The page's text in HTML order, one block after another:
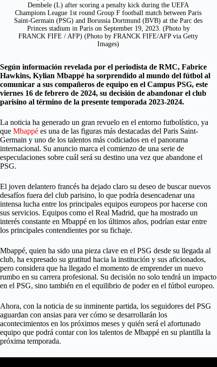
Dembele (L) after scoring a penalty kick during the UEFA
Champions League 1st round Group F football match between Paris
Saint-Germain (PSG) and Borussia Dortmund (BVB) at the Parc des
Princes stadium in Paris on September 19, 2023. (Photo by
FRANCK FIFE / AFP) (Photo by FRANCK FIFE/AFP via Getty
Images)
Según información revelada por el periodista de RMC, Fabrice
Hawkins, Kylian Mbappé ha sorprendido al mundo del fútbol al
comunicar a sus compañeros de equipo en el Campus PSG, este
viernes 16 de febrero de 2024, su decisión de abandonar el club
parisino al término de la presente temporada 2023-2024.
La noticia ha generado un gran revuelo en el entorno futbolístico, ya
que Mbappé es una de las figuras más destacadas del Paris Saint-
Germain y uno de los talentos más codiciados en el panorama
internacional. Su anuncio marca el comienzo de una serie de
especulaciones sobre cuál será su destino una vez que abandone el
PSG.
El joven delantero francés ha dejado claro su deseo de buscar nuevos
desafíos fuera del club parisino, lo que podría desencadenar una
intensa lucha entre los principales equipos europeos por hacerse con
sus servicios. Equipos como el Real Madrid, que ha mostrado un
interés constante en Mbappé en los últimos años, podrían estar entre
los principales contendientes por su fichaje.
Mbappé, quien ha sido una pieza clave en el PSG desde su llegada al
club, ha expresado su gratitud hacia la institución y sus aficionados,
pero considera que ha llegado el momento de emprender un nuevo
rumbo en su carrera profesional. Su decisión no solo tendrá un impacto
en el PSG, sino también en el equilibrio de poder en el fútbol europeo.
Ahora, con la noticia de su inminente partida, los seguidores del PSG
aguardan con ansias para ver cómo se desarrollarán los
acontecimientos en los próximos meses y quién será el afortunado
equipo que podrá contar con los talentos de Mbappé en su plantilla la
próxima temporada.